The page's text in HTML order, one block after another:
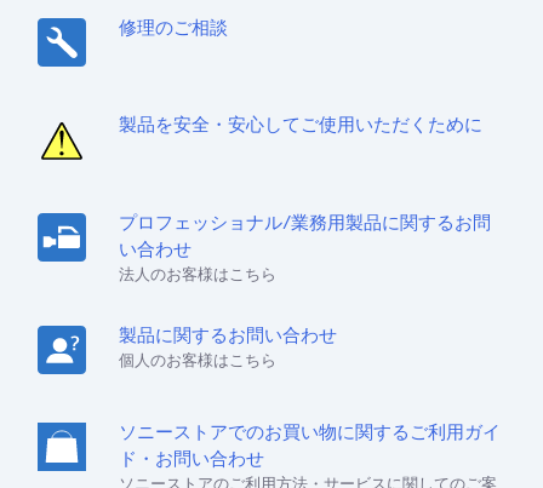
修理のご相談
製品を安全・安心してご使用いただくために
プロフェッショナル/業務用製品に関するお問
い合わせ
法人のお客様はこちら
製品に関するお問い合わせ
個人のお客様はこちら
ソニーストアでのお買い物に関するご利用ガイ
ド・お問い合わせ
ソニーストアのご利用方法・サービスに関してのご案